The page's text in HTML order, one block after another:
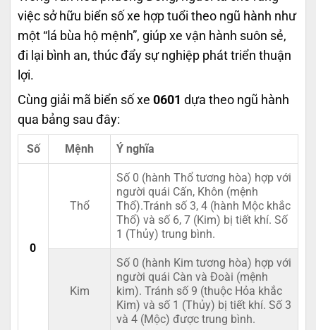
việc sở hữu biển số xe hợp tuổi theo ngũ hành như
một “lá bùa hộ mệnh”, giúp xe vận hành suôn sẻ,
đi lại bình an, thúc đẩy sự nghiệp phát triển thuận
lợi.
Cùng giải mã biển số xe 0601 dựa theo ngũ hành
qua bảng sau đây:
Số Mệnh Ý nghĩa
0
Thổ
Số 0 (hành Thổ tương hòa) hợp với
người quái Cấn, Khôn (mệnh
Thổ).Tránh số 3, 4 (hành Mộc khắc
Thổ) và số 6, 7 (Kim) bị tiết khí. Số
1 (Thủy) trung bình.
Kim
Số 0 (hành Kim tương hòa) hợp với
người quái Càn và Đoài (mệnh
kim). Tránh số 9 (thuộc Hỏa khắc
Kim) và số 1 (Thủy) bị tiết khí. Số 3
và 4 (Mộc) được trung bình.